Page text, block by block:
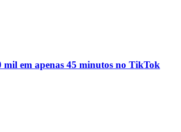
em apenas 45 minutos no TikTok